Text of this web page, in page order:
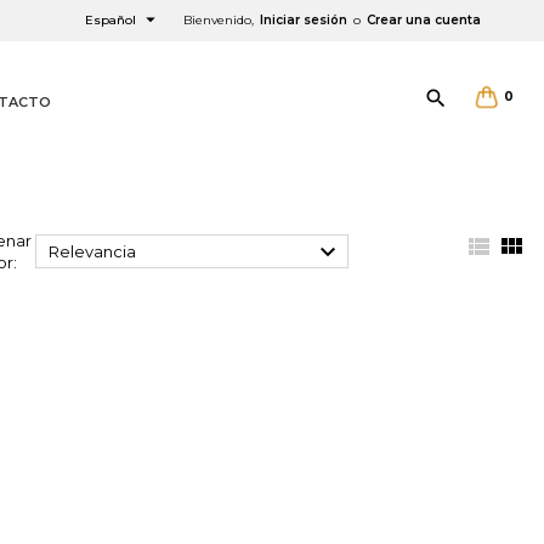
Bienvenido, Iniciar sesión o Crear una cuenta
Español 
0

Relevancia   